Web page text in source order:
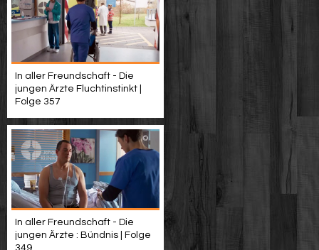
In aller Freundschaft - Die
jungen Ärzte Fluchtinstinkt |
Folge 357
In aller Freundschaft - Die
jungen Ärzte : Bündnis | Folge
349